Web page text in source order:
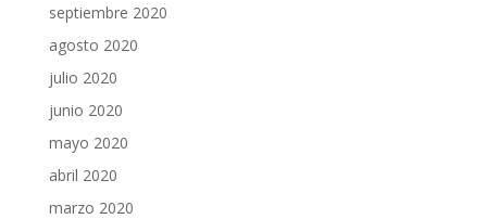
septiembre 2020
agosto 2020
julio 2020
junio 2020
mayo 2020
abril 2020
marzo 2020